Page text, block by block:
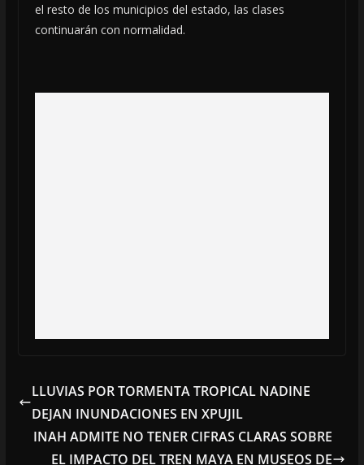
el resto de los municipios del estado, las clases
continuarán con normalidad.
LLUVIAS POR TORMENTA TROPICAL NADINE
DEJAN INUNDACIONES EN XPUJIL
INAH ADMITE NO TENER CIFRAS CLARAS SOBRE
EL IMPACTO DEL TREN MAYA EN MUSEOS DE